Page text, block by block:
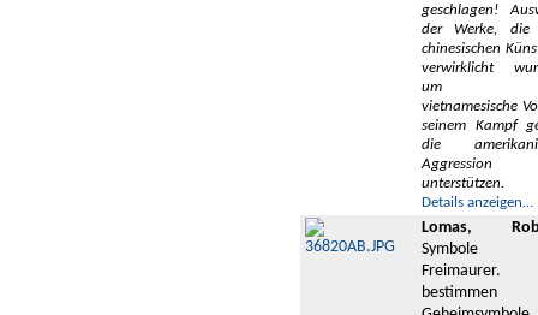
geschlagen!
der Werke, die
chinesischen
verwirklicht
um
vietnamesische
seinem Kampf
die
Aggression
unterstützen.
Details anzeigen…
Lomas,
Symbole
Freimaurer.
bestimmen